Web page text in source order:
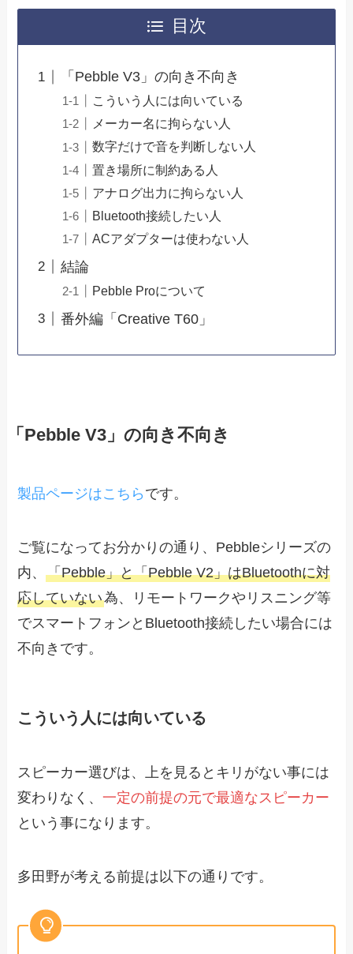
目次
「Pebble V3」の向き不向き
こういう人には向いている
メーカー名に拘らない人
数字だけで音を判断しない人
置き場所に制約ある人
アナログ出力に拘らない人
Bluetooth接続したい人
ACアダプターは使わない人
結論
Pebble Proについて
番外編「Creative T60」
「Pebble V3」の向き不向き
製品ページはこちら です。
ご覧になってお分かりの通り、Pebbleシリーズの
内、「Pebble」と「Pebble V2」はBluetoothに対
応していない為、リモートワークやリスニング等
でスマートフォンとBluetooth接続したい場合には
不向きです。
こういう人には向いている
スピーカー選びは、上を見るとキリがない事には
変わりなく、一定の前提の元で最適なスピーカー
という事になります。
多田野が考える前提は以下の通りです。